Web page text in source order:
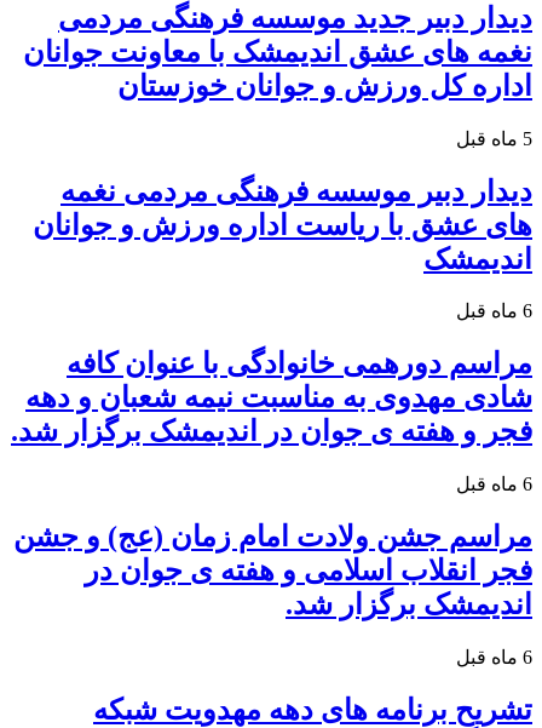
دیدار دبیر جدید موسسه فرهنگی مردمی
نغمه های عشق اندیمشک با معاونت جوانان
اداره کل ورزش و جوانان خوزستان
5 ماه قبل
دیدار دبیر موسسه فرهنگی مردمی نغمه
های عشق با ریاست اداره ورزش و جوانان
اندیمشک
6 ماه قبل
مراسم دورهمی خانوادگی با عنوان کافه
شادی مهدوی به مناسبت نیمه شعبان و دهه
فجر و هفته ی جوان در اندیمشک برگزار شد.
6 ماه قبل
مراسم جشن ولادت امام زمان (عج) و جشن
فجر انقلاب اسلامی و هفته ی جوان در
اندیمشک برگزار شد.
6 ماه قبل
تشریح برنامه های دهه مهدویت شبکه